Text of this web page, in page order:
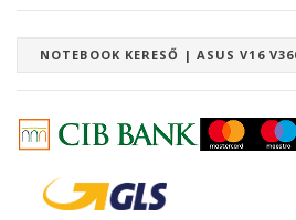
NOTEBOOK KERESŐ | ASUS V16